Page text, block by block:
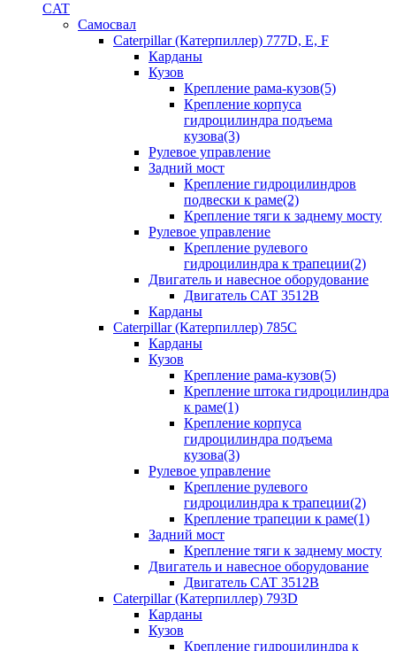
CAT
Самосвал
Caterpillar (Катерпиллер) 777D, E, F
Карданы
Кузов
Крепление рама-кузов(5)
Крепление корпуса
гидроцилиндра подъема
кузова(3)
Рулевое управление
Задний мост
Крепление гидроцилиндров
подвески к раме(2)
Крепление тяги к заднему мосту
Рулевое управление
Крепление рулевого
гидроцилиндра к трапеции(2)
Двигатель и навесное оборудование
Двигатель CAT 3512B
Карданы
Caterpillar (Катерпиллер) 785C
Карданы
Кузов
Крепление рама-кузов(5)
Крепление штока гидроцилиндра
к раме(1)
Крепление корпуса
гидроцилиндра подъема
кузова(3)
Рулевое управление
Крепление рулевого
гидроцилиндра к трапеции(2)
Крепление трапеции к раме(1)
Задний мост
Крепление тяги к заднему мосту
Двигатель и навесное оборудование
Двигатель CAT 3512B
Caterpillar (Катерпиллер) 793D
Карданы
Кузов
Крепление гидроцилиндра к